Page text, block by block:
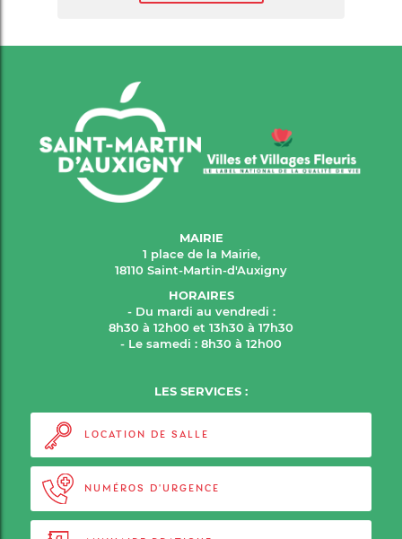
MAIRIE
1 place de la Mairie,
18110 Saint-Martin-d'Auxigny
HORAIRES
- Du mardi au vendredi :
8h30 à 12h00 et 13h30 à 17h30
- Le samedi : 8h30 à 12h00
LES SERVICES :
LOCATION DE SALLE
NUMÉROS D'URGENCE